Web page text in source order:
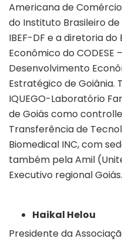
Americana de
do Instituto Brasileiro
IBEF-DF e a diretoria
Econômico do CODESE
Desenvolvimento
Estratégico de Goiânia.
IQUEGO-Laboratório
de Goiás como
Transferência de
Biomedical INC, com
também pela Amil
Executivo regional Goiás.
Haikal Helou
Presidente da